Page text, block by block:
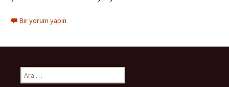
Bir yorum yapın
r